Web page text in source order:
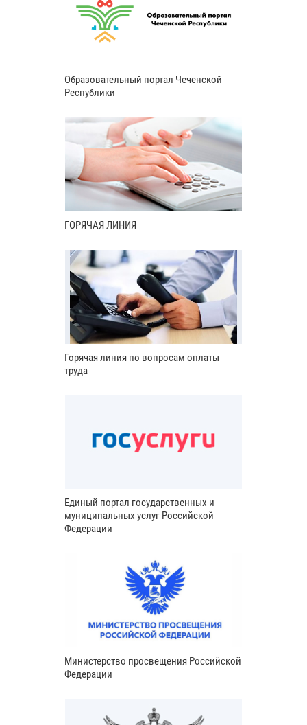
Образовательный портал Чеченской
Республики
ГОРЯЧАЯ ЛИНИЯ
Горячая линия по вопросам оплаты
труда
Единый портал государственных и
муниципальных услуг Российской
Федерации
Министерство просвещения Российской
Федерации